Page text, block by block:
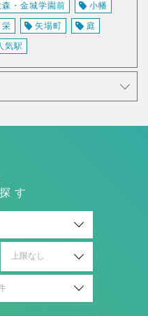
森・金城学園前 小幡
栄 矢場町 庭
気駅
す